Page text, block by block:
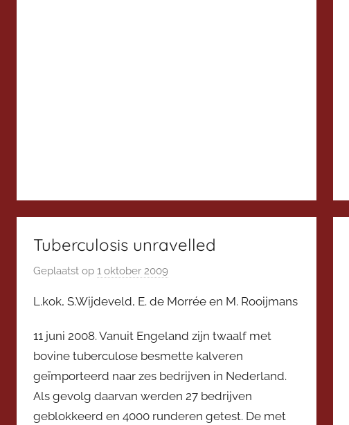
Tuberculosis unravelled
Geplaatst op 1 oktober 2009
o
V
i
c
e
v
L.kok, S.Wijdeveld, E. de Morrée en M. Rooijmans
11 juni 2008. Vanuit Engeland zijn twaalf met
bovine tuberculose besmette kalveren
geïmporteerd naar zes bedrijven in Nederland.
Als gevolg daarvan werden 27 bedrijven
geblokkeerd en 4000 runderen getest. De met